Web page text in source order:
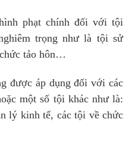
phạt chính đối với tội
trọng như là tội sử
tảo hôn…
được áp dụng đối với các
một số tội khác như là:
lý kinh tế, các tội về chức